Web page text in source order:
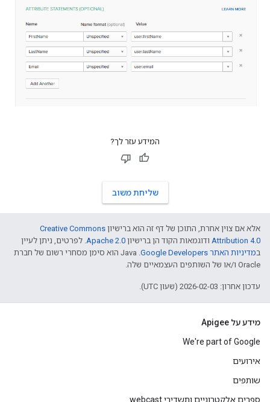
המידע עזר לך?
שליחת משוב
אלא אם צוין אחרת, התוכן של דף זה הוא ברישיון Creative Commons
Attribution 4.0 ודוגמאות הקוד הן ברישיון Apache 2.0. לפרטים, ניתן לעיין
במדיניות האתר Google Developers‏
.‏ Java הוא סימן מסחרי רשום של חברת
Oracle ו/או של השותפים העצמאיים שלה.
עדכון אחרון: 2026-02-03 (שעון UTC).
מידע על Apigee
We're part of Google
אירועים
שותפים
ספרים אלקטרוניים ותשדירי webcast